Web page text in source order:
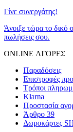
Γίνε συνεργάτης!
Άνοιξε τώρα το δικό
πωλήσεις σου.
ONLINE ΑΓΟΡΕΣ
Παραδόσεις
Επιστροφές
Τρόποι
Klarna
Προστασία
Άρθρο 39
Δωροκάρτες